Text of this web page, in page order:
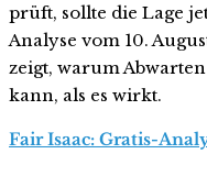
prüft, sollte die Lage
Analyse vom 10.
zeigt, warum
kann, als es wirkt.
Fair Isaac: Gratis-